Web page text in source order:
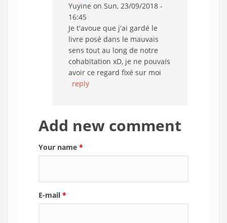
Yuyine on Sun, 23/09/2018 -
16:45
Je t'avoue que j'ai gardé le
livre posé dans le mauvais
sens tout au long de notre
cohabitation xD, je ne pouvais
avoir ce regard fixé sur moi
reply
Add new comment
Your name *
E-mail *